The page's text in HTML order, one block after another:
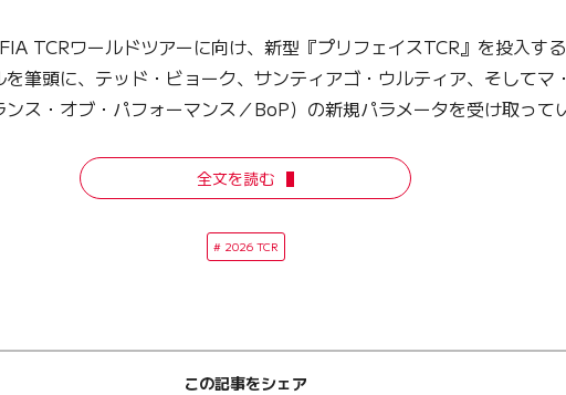
TCRワールドツアーに向け、新型『プリフェイスTCR』を投入す
筆頭に、テッド・ビョーク、サンティアゴ・ウルティア、そして
ス・オブ・パフォーマンス／BoP）の新規パラメータを受け取って
全文を読む
2026 TCR
この記事をシェア